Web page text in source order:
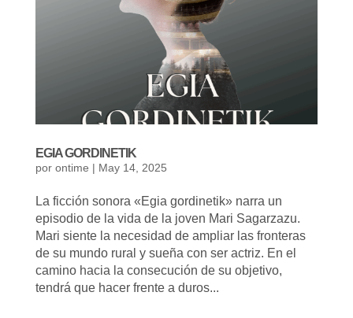
EGIA GORDINETIK
por ontime | May 14, 2025
La ficción sonora «Egia gordinetik» narra un
episodio de la vida de la joven Mari Sagarzazu.
Mari siente la necesidad de ampliar las fronteras
de su mundo rural y sueña con ser actriz. En el
camino hacia la consecución de su objetivo,
tendrá que hacer frente a duros...